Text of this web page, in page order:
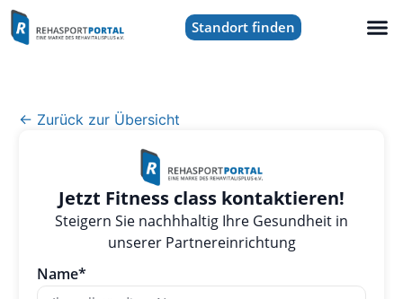
Standort finden
← Zurück zur Übersicht
Jetzt Fitness class kontaktieren!
Steigern Sie nachhhaltig Ihre Gesundheit in
unserer Partnereinrichtung
Name*